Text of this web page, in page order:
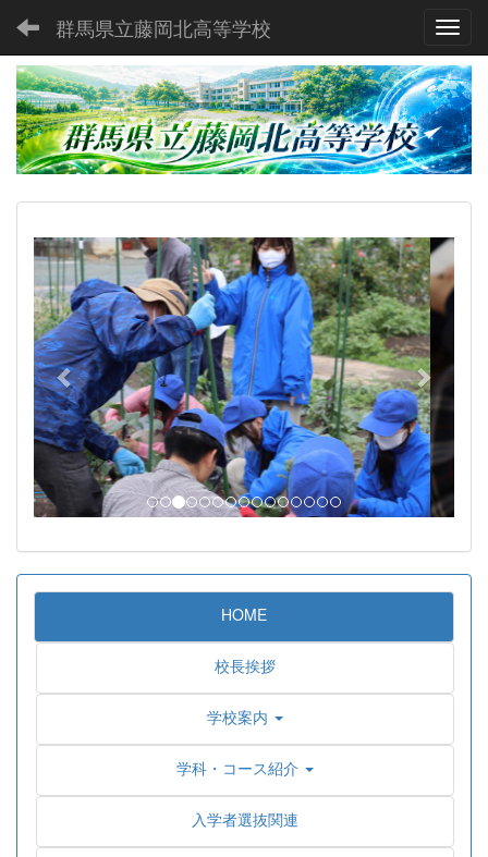
群馬県立藤岡北高等学校
p
r
e
v
i
o
u
s
n
e
x
t
HOME
校長挨拶
学校案内
学科・コース紹介
入学者選抜関連